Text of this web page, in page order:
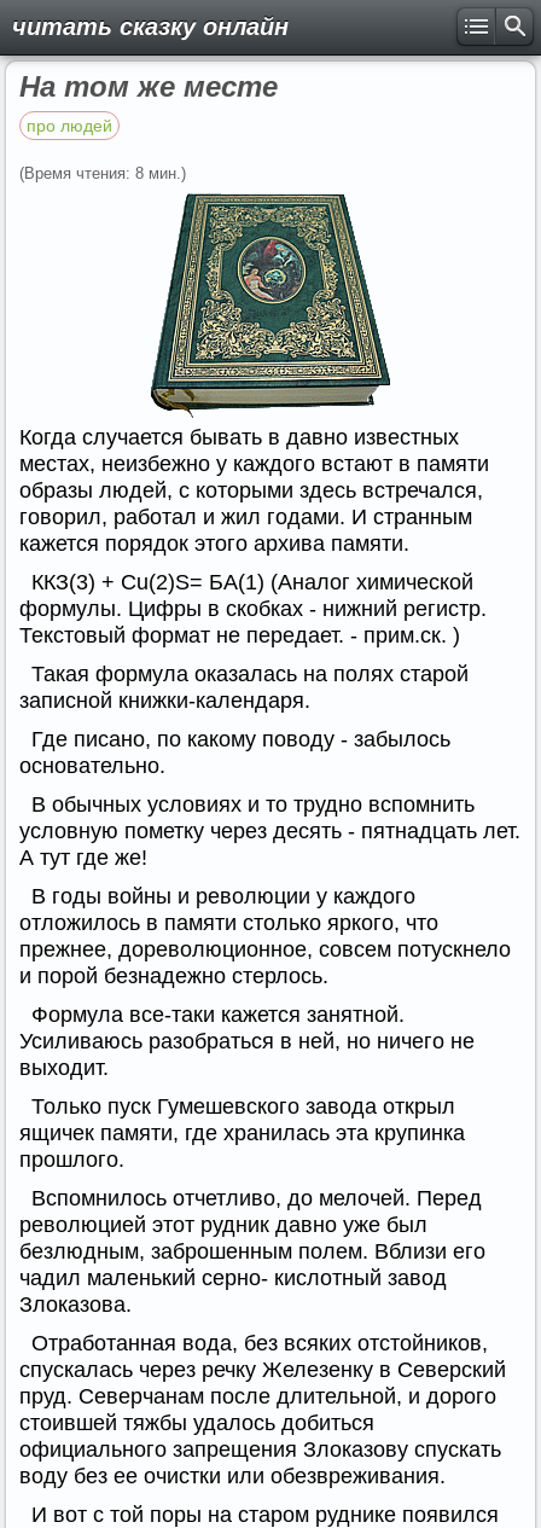
читать сказку онлайн
На том же месте
про людей
(Время чтения: 8 мин.)
Когда случается бывать в давно известных
местах, неизбежно у каждого встают в памяти
образы людей, с которыми здесь встречался,
говорил, работал и жил годами. И странным
кажется порядок этого архива памяти.
ККЗ(3) + Cu(2)S= БА(1) (Аналог химической
формулы. Цифры в скобках - нижний регистр.
Текстовый формат не передает. - прим.ск. )
Такая формула оказалась на полях старой
записной книжки-календаря.
Где писано, по какому поводу - забылось
основательно.
В обычных условиях и то трудно вспомнить
условную пометку через десять - пятнадцать лет.
А тут где же!
В годы войны и революции у каждого
отложилось в памяти столько яркого, что
прежнее, дореволюционное, совсем потускнело
и порой безнадежно стерлось.
Формула все-таки кажется занятной.
Усиливаюсь разобраться в ней, но ничего не
выходит.
Только пуск Гумешевского завода открыл
ящичек памяти, где хранилась эта крупинка
прошлого.
Вспомнилось отчетливо, до мелочей. Перед
революцией этот рудник давно уже был
безлюдным, заброшенным полем. Вблизи его
чадил маленький серно- кислотный завод
Злоказова.
Отработанная вода, без всяких отстойников,
спускалась через речку Железенку в Северский
пруд. Северчанам после длительной, и дорого
стоившей тяжбы удалось добиться
официального запрещения Злоказову спускать
воду без ее очистки или обезвреживания.
И вот с той поры на старом руднике появился